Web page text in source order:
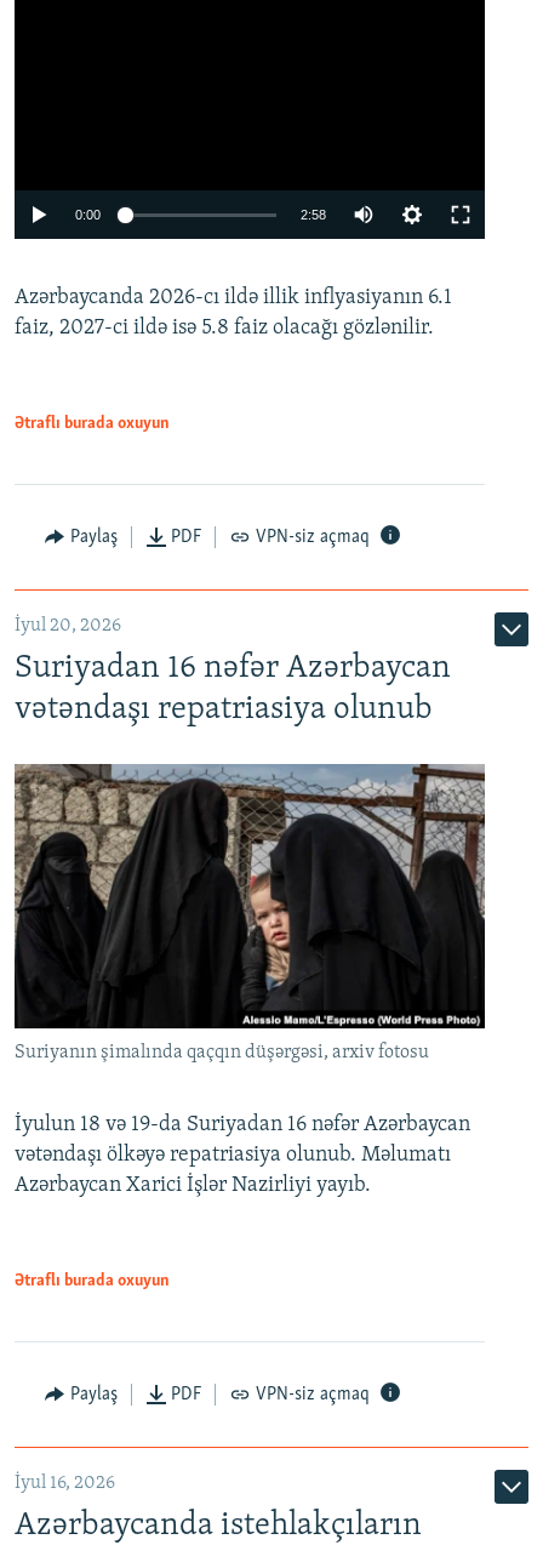
Auto
0:00 2:58
360p
480p
Azərbaycanda 2026-cı ildə illik inflyasiyanın 6.1
faiz, 2027-ci ildə isə 5.8 faiz olacağı gözlənilir.
Ətraflı burada oxuyun
Paylaş PDF VPN-siz açmaq
İyul 20, 2026
Suriyadan 16 nəfər Azərbaycan
vətəndaşı repatriasiya olunub
Suriyanın şimalında qaçqın düşərgəsi, arxiv fotosu
İyulun 18 və 19-da Suriyadan 16 nəfər Azərbaycan
vətəndaşı ölkəyə repatriasiya olunub. Məlumatı
Azərbaycan Xarici İşlər Nazirliyi yayıb.
Ətraflı burada oxuyun
Paylaş PDF VPN-siz açmaq
İyul 16, 2026
Azərbaycanda istehlakçıların